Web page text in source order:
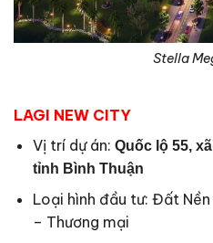
Stella
LAGI NEW CITY
Vị trí dự án: Quốc lộ 55,
tỉnh Bình Thuận
Loại hình đầu tư: Đất
– Thương mại